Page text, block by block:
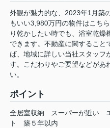
外観が魅力的な、2023年1月築
もいい3,980万円の物件はこち
り乾かしたい時でも、浴室乾
できます。不動産に関すること
ば、地域に詳しい当社スタッフ
す。こだわりやご要望などがあ
い。
ポイント
全居室収納 スーパーが近い
ト
築５年以内